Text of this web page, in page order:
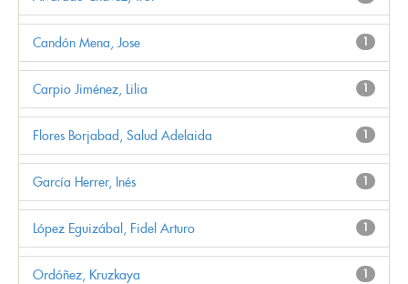
1
Candón Mena, Jose
1
Carpio Jiménez, Lilia
1
Flores Borjabad, Salud Adelaida
1
García Herrer, Inés
1
López Eguizábal, Fidel Arturo
1
Ordóñez, Kruzkaya